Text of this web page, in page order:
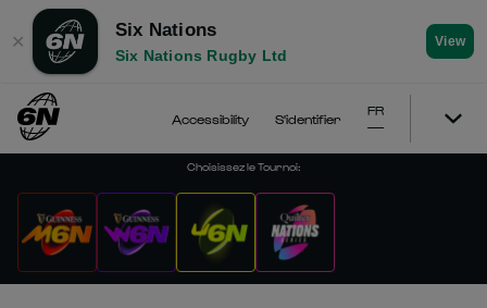
✕
Six Nations
Six Nations Rugby Ltd
View
Accessibility S'identifier
FR
Choisissez le Tournoi: